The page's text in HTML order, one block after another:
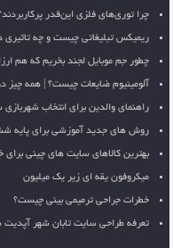
چرا توری‌های فلزی این‌قدر
ریمیکس تبلیغاتی چیست و چه تاثیری
چطور جم موبایل لجند بخریم که هم
آلومینیوم ضایعات چیست؟ | همه چیز
راهنمای والدین برای انتخاب
روش های جدید آموزشی برای پایه
بهترین کالاهای سایت های چینی برای
میکروفون یقه ای زیر یک میلیون
خطرات جراحی ترمیمی بینی چیست؟
تعرفه طراحی سایت تابان شهر